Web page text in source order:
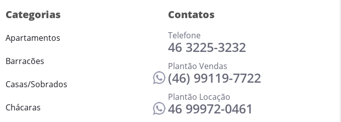
Categorias
Apartamentos
Barracões
Casas/Sobrados
Chácaras
Contatos
Telefone
46 3225-3232
Plantão Vendas
(46) 99119-7722
Plantão Locação
46 99972-0461